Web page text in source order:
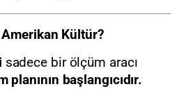
Kültür?
sadece bir ölçüm aracı
başlangıcıdır.